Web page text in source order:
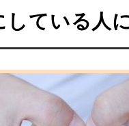
している人